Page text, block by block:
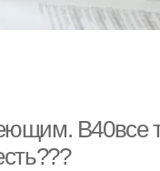
В40все